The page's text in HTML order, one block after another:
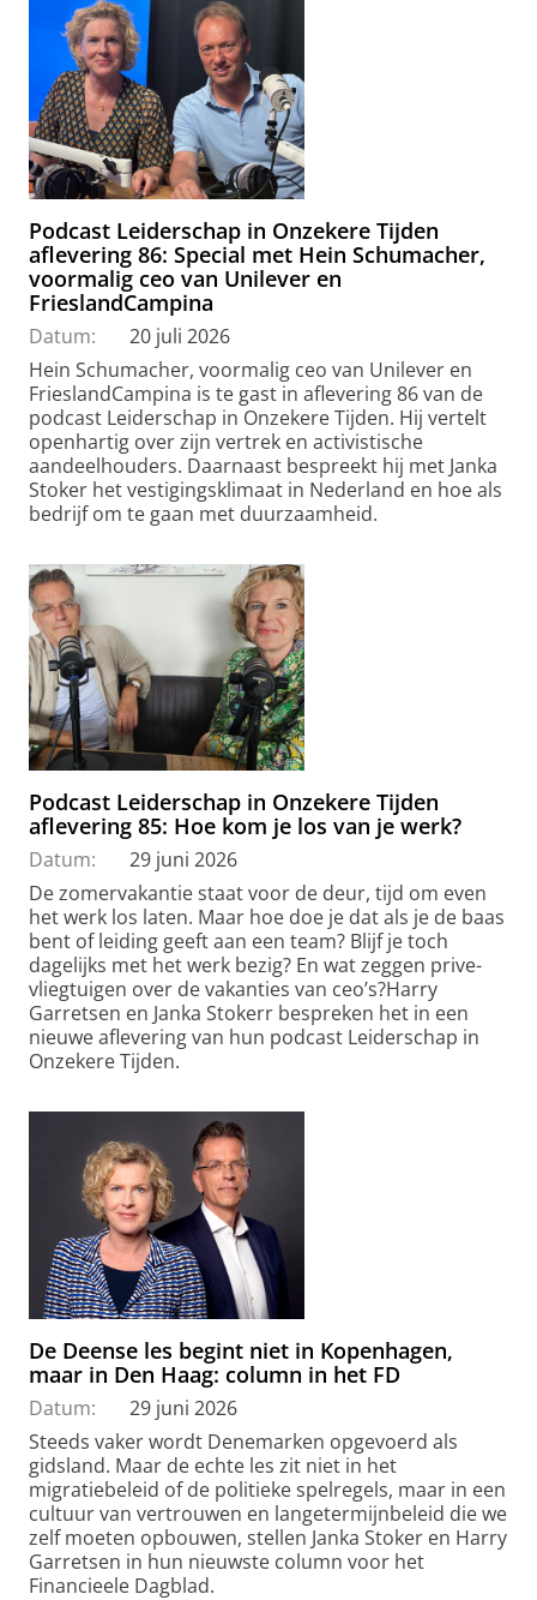
Podcast Leiderschap in Onzekere Tijden
aflevering 86: Special met Hein Schumacher,
voormalig ceo van Unilever en
FrieslandCampina
Datum:
20 juli 2026
Hein Schumacher, voormalig ceo van Unilever en
FrieslandCampina is te gast in aflevering 86 van de
podcast Leiderschap in Onzekere Tijden. Hij vertelt
openhartig over zijn vertrek en activistische
aandeelhouders. Daarnaast bespreekt hij met Janka
Stoker het vestigingsklimaat in Nederland en hoe als
bedrijf om te gaan met duurzaamheid.
Podcast Leiderschap in Onzekere Tijden
aflevering 85: Hoe kom je los van je werk?
Datum:
29 juni 2026
De zomervakantie staat voor de deur, tijd om even
het werk los laten. Maar hoe doe je dat als je de baas
bent of leiding geeft aan een team? Blijf je toch
dagelijks met het werk bezig? En wat zeggen prive-
vliegtuigen over de vakanties van ceo’s?Harry
Garretsen en Janka Stokerr bespreken het in een
nieuwe aflevering van hun podcast Leiderschap in
Onzekere Tijden.
De Deense les begint niet in Kopenhagen,
maar in Den Haag: column in het FD
Datum:
29 juni 2026
Steeds vaker wordt Denemarken opgevoerd als
gidsland. Maar de echte les zit niet in het
migratiebeleid of de politieke spelregels, maar in een
cultuur van vertrouwen en langetermijnbeleid die we
zelf moeten opbouwen, stellen Janka Stoker en Harry
Garretsen in hun nieuwste column voor het
Financieele Dagblad.